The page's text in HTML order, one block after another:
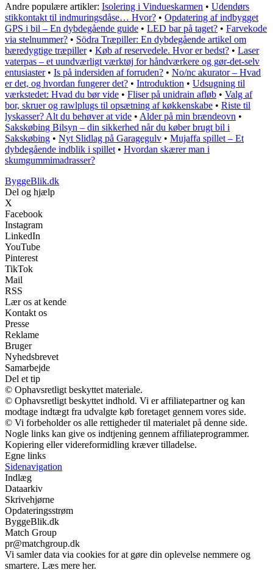
Andre populære artikler: Isolering i Vindueskarmen • Udendørs
stikkontakt til indmuringsdåse… Hvor? • Opdatering af indbygget
GPS i bil – En dybdegående guide • LED bar på taget? • Farvekode
via stelnummer? • Södra Træpiller: En dybdegående artikel om
bæredygtige træpiller• Køb af reservedele. Hvor er bedst? • Laser
vaterpas – et uundværligt værktøj for håndværkere og gør-det-selv
entusiaster• Is på indersiden af forruden? • No/nc akurator – Hvad
er det, og hvordan fungerer det? • Introduktion • Udsugning til
værkstedet: Hvad du bør vide • Fliser på unidrain afløb • Valg af
bor, skruer og rawlplugs til opsætning af køkkenskabe • Riste til
lyskasser? Alt du behøver at vide • Alder på min brændeovn •
Sakskøbing Bilsyn – din sikkerhed når du køber brugt bil i
Sakskøbing • Nyt Slidlag på Garagegulv • Mujaffa spillet – Et
dybdegående indblik i spillet • Hvordan skærer man i
skumgummimadrasser?
ByggeBlik.dk
Del og hjælp
X
Facebook
Instagram
LinkedIn
YouTube
Pinterest
TikTok
Mail
RSS
Lær os at kende
Kontakt os
Presse
Reklame
Bruger
Nyhedsbrevet
Samarbejde
Del et tip
© Ophavsretligt beskyttet materiale.
© Ophavsretligt beskyttet indhold. Vi er affiliatepartner og kan
modtage indtægt fra udvalgte køb foretaget gennem vores side.
© Vi forbeholder os alle rettigheder til materialet på denne side.
Nogle links kan give os indtjening gennem affiliateprogrammer.
Kopiering eller videreformidling kræver tilladelse.
Egne links
Sidenavigation
Indlæg
Dataarkiv
Skrivehjørne
Opdateringsstrøm
ByggeBlik.dk
Match Group
pr@matchgroup.dk
Vi samler data via cookies for at gøre din oplevelse nemmere og
smartere. Læs mere her.